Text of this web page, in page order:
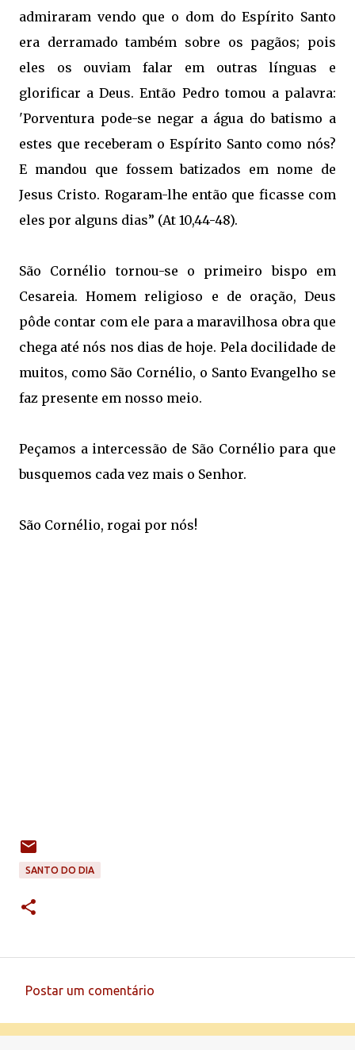
admiraram vendo que o dom do Espírito Santo
era derramado também sobre os pagãos; pois
eles os ouviam falar em outras línguas e
glorificar a Deus. Então Pedro tomou a palavra:
'Porventura pode-se negar a água do batismo a
estes que receberam o Espírito Santo como nós?
E mandou que fossem batizados em nome de
Jesus Cristo. Rogaram-lhe então que ficasse com
eles por alguns dias” (At 10,44-48).
São Cornélio tornou-se o primeiro bispo em
Cesareia. Homem religioso e de oração, Deus
pôde contar com ele para a maravilhosa obra que
chega até nós nos dias de hoje. Pela docilidade de
muitos, como São Cornélio, o Santo Evangelho se
faz presente em nosso meio.
Peçamos a intercessão de São Cornélio para que
busquemos cada vez mais o Senhor.
São Cornélio, rogai por nós!
SANTO DO DIA
Postar um comentário